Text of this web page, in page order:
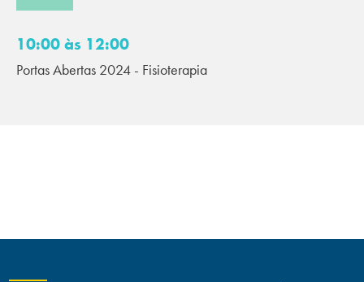
10:00 às 12:00
Portas Abertas 2024 - Fisioterapia